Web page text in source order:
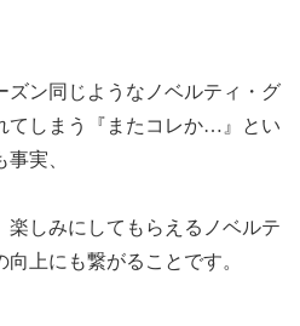
ズン同じようなノベルティ・グ
てしまう『またコレか…』とい
実、
楽しみにしてもらえるノベルテ
上にも繋がることです。